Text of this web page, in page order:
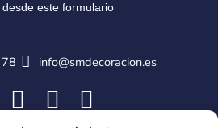
desde este formulario
info@smdecoracion.es